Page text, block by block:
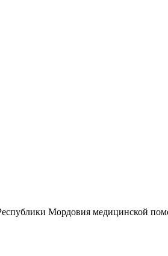
Мордовия медицинской